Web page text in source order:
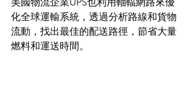
化全球運輸系統，透過分析路線和貨物
流動，找出最佳的配送路徑，節省大量
燃料和運送時間。